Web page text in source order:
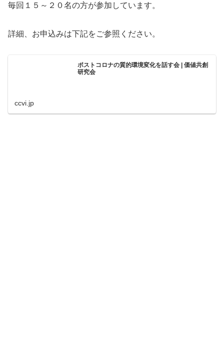
毎回１５～２０名の方が参加しています。
詳細、お申込みは下記をご参照ください。
ポストコロナの質的環境変化を話す会 | 価値共創
研究会
ccvi.jp